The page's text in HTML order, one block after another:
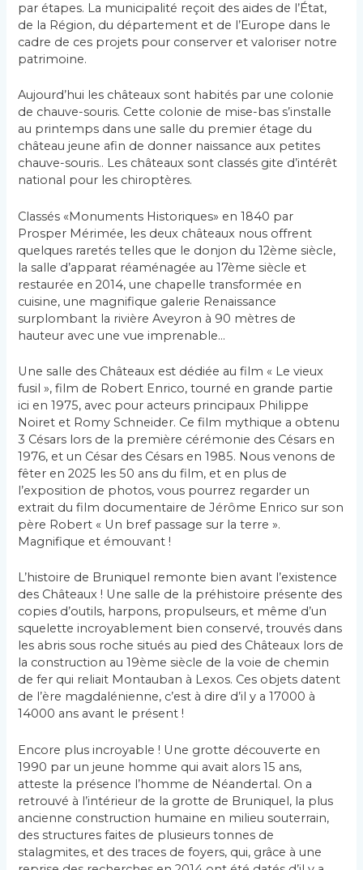
par étapes. La municipalité reçoit des aides de l’État,
de la Région, du département et de l’Europe dans le
cadre de ces projets pour conserver et valoriser notre
patrimoine.
Aujourd’hui les châteaux sont habités par une colonie
de chauve-souris. Cette colonie de mise-bas s’installe
au printemps dans une salle du premier étage du
château jeune afin de donner naissance aux petites
chauve-souris.. Les châteaux sont classés gite d’intérêt
national pour les chiroptères.
Classés «Monuments Historiques» en 1840 par
Prosper Mérimée, les deux châteaux nous offrent
quelques raretés telles que le donjon du 12ème siècle,
la salle d’apparat réaménagée au 17ème siècle et
restaurée en 2014, une chapelle transformée en
cuisine, une magnifique galerie Renaissance
surplombant la rivière Aveyron à 90 mètres de
hauteur avec une vue imprenable…
Une salle des Châteaux est dédiée au film « Le vieux
fusil », film de Robert Enrico, tourné en grande partie
ici en 1975, avec pour acteurs principaux Philippe
Noiret et Romy Schneider. Ce film mythique a obtenu
3 Césars lors de la première cérémonie des Césars en
1976, et un César des Césars en 1985. Nous venons de
fêter en 2025 les 50 ans du film, et en plus de
l’exposition de photos, vous pourrez regarder un
extrait du film documentaire de Jérôme Enrico sur son
père Robert « Un bref passage sur la terre ».
Magnifique et émouvant !
L’histoire de Bruniquel remonte bien avant l’existence
des Châteaux ! Une salle de la préhistoire présente des
copies d’outils, harpons, propulseurs, et même d’un
squelette incroyablement bien conservé, trouvés dans
les abris sous roche situés au pied des Châteaux lors de
la construction au 19ème siècle de la voie de chemin
de fer qui reliait Montauban à Lexos. Ces objets datent
de l’ère magdalénienne, c’est à dire d’il y a 17000 à
14000 ans avant le présent !
Encore plus incroyable ! Une grotte découverte en
1990 par un jeune homme qui avait alors 15 ans,
atteste la présence l’homme de Néandertal. On a
retrouvé à l’intérieur de la grotte de Bruniquel, la plus
ancienne construction humaine en milieu souterrain,
des structures faites de plusieurs tonnes de
stalagmites, et des traces de foyers, qui, grâce à une